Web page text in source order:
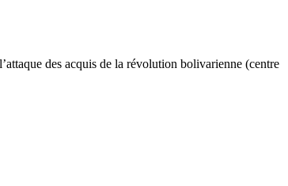
des acquis de la révolution bolivarienne (centre